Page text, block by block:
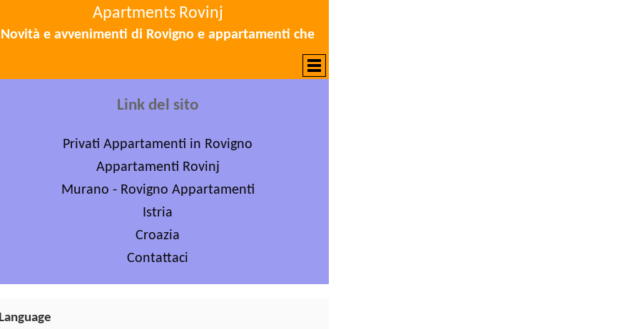
Apartments Rovinj
Novità e avvenimenti di Rovigno e appartamenti che
Link del sito
Privati Appartamenti in Rovigno
Appartamenti Rovinj
Murano - Rovigno Appartamenti
Istria
Croazia
Contattaci
Language